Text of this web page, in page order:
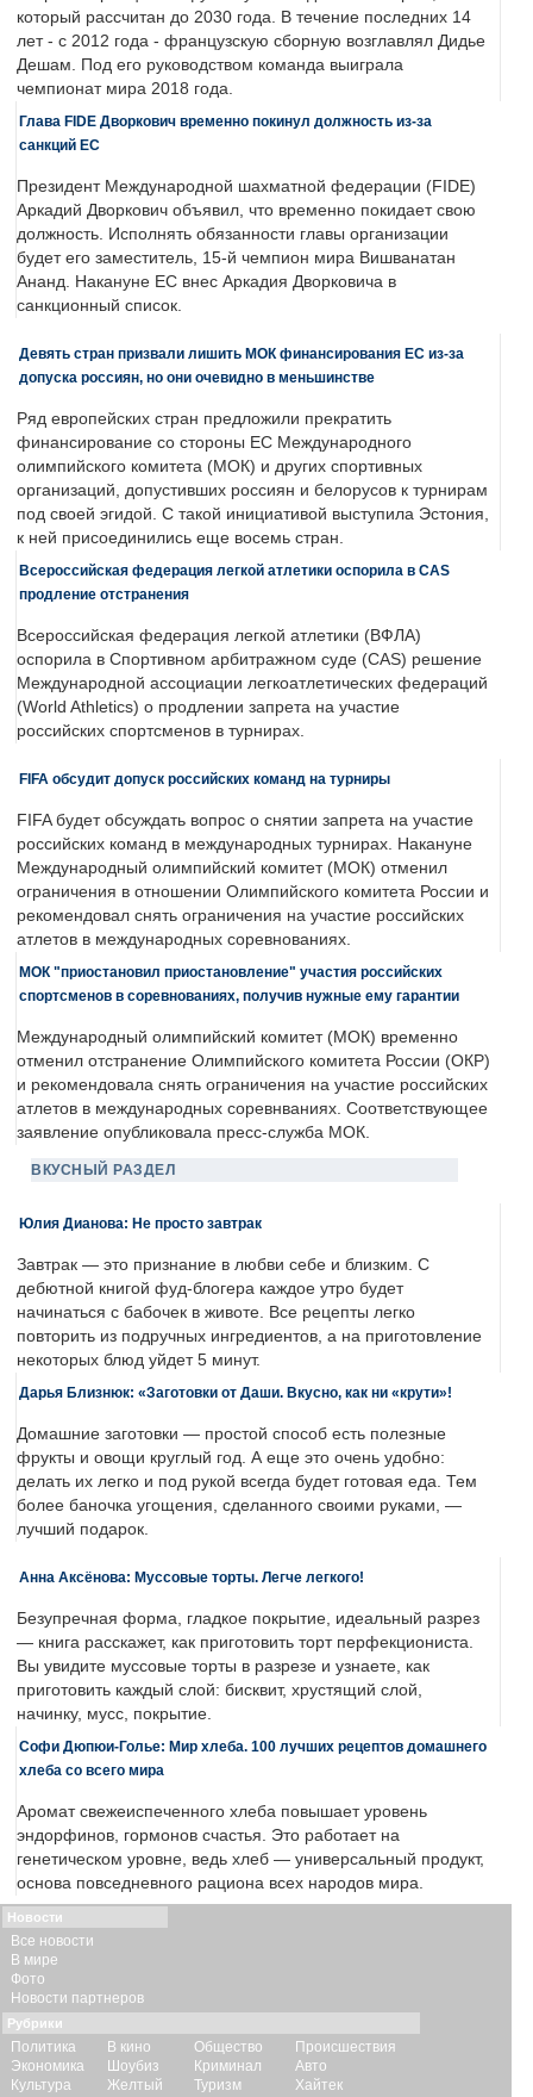
который рассчитан до 2030 года. В течение последних 14
лет - с 2012 года - французскую сборную возглавлял Дидье
Дешам. Под его руководством команда выиграла
чемпионат мира 2018 года.
Глава FIDE Дворкович временно покинул должность из-за
санкций ЕС
Президент Международной шахматной федерации (FIDE)
Аркадий Дворкович объявил, что временно покидает свою
должность. Исполнять обязанности главы организации
будет его заместитель, 15-й чемпион мира Вишванатан
Ананд. Накануне ЕС внес Аркадия Дворковича в
санкционный список.
Девять стран призвали лишить МОК финансирования ЕС из-за
допуска россиян, но они очевидно в меньшинстве
Ряд европейских стран предложили прекратить
финансирование со стороны ЕС Международного
олимпийского комитета (МОК) и других спортивных
организаций, допустивших россиян и белорусов к турнирам
под своей эгидой. С такой инициативой выступила Эстония,
к ней присоединились еще восемь стран.
Всероссийская федерация легкой атлетики оспорила в CAS
продление отстранения
Всероссийская федерация легкой атлетики (ВФЛА)
оспорила в Спортивном арбитражном суде (CAS) решение
Международной ассоциации легкоатлетических федераций
(World Athletics) о продлении запрета на участие
российских спортсменов в турнирах.
FIFA обсудит допуск российских команд на турниры
FIFA будет обсуждать вопрос о снятии запрета на участие
российских команд в международных турнирах. Накануне
Международный олимпийский комитет (МОК) отменил
ограничения в отношении Олимпийского комитета России и
рекомендовал снять ограничения на участие российских
атлетов в международных соревнованиях.
МОК "приостановил приостановление" участия российских
спортсменов в соревнованиях, получив нужные ему гарантии
Международный олимпийский комитет (МОК) временно
отменил отстранение Олимпийского комитета России (ОКР)
и рекомендовала снять ограничения на участие российских
атлетов в международных соревнваниях. Соответствующее
заявление опубликовала пресс-служба МОК.
ВКУСНЫЙ РАЗДЕЛ
Юлия Дианова: Не просто завтрак
Завтрак — это признание в любви себе и близким. С
дебютной книгой фуд-блогера каждое утро будет
начинаться с бабочек в животе. Все рецепты легко
повторить из подручных ингредиентов, а на приготовление
некоторых блюд уйдет 5 минут.
Дарья Близнюк: «Заготовки от Даши. Вкусно, как ни «крути»!
Домашние заготовки — простой способ есть полезные
фрукты и овощи круглый год. А еще это очень удобно:
делать их легко и под рукой всегда будет готовая еда. Тем
более баночка угощения, сделанного своими руками, —
лучший подарок.
Анна Аксёнова: Муссовые торты. Легче легкого!
Безупречная форма, гладкое покрытие, идеальный разрез
— книга расскажет, как приготовить торт перфекциониста.
Вы увидите муссовые торты в разрезе и узнаете, как
приготовить каждый слой: бисквит, хрустящий слой,
начинку, мусс, покрытие.
Софи Дюпюи-Голье: Мир хлеба. 100 лучших рецептов домашнего
хлеба со всего мира
Аромат свежеиспеченного хлеба повышает уровень
эндорфинов, гормонов счастья. Это работает на
генетическом уровне, ведь хлеб — универсальный продукт,
основа повседневного рациона всех народов мира.
Новости
Все новости
В мире
Фото
Новости партнеров
Рубрики
Политика
Экономика
Культура
В кино
Шоубиз
Желтый
Общество
Криминал
Туризм
Происшествия
Авто
Хайтек